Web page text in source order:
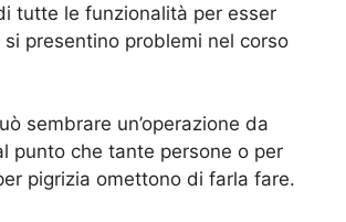
tutte le funzionalità per esser
presentino problemi nel corso
sembrare un’operazione da
punto che tante persone o per
pigrizia omettono di farla fare.